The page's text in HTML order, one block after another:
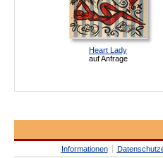
Heart Lady
auf Anfrage
Informationen